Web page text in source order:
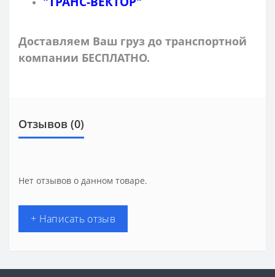
Доставляем Ваш груз до транспортной
компании БЕСПЛАТНО.
Отзывов (0)
Нет отзывов о данном товаре.
+ Написать отзыв